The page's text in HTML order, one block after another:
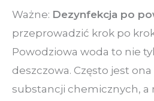
Ważne: Dezynfekcja po
przeprowadzić krok po
Powodziowa woda to nie
deszczowa. Często jest
substancji chemicznych,